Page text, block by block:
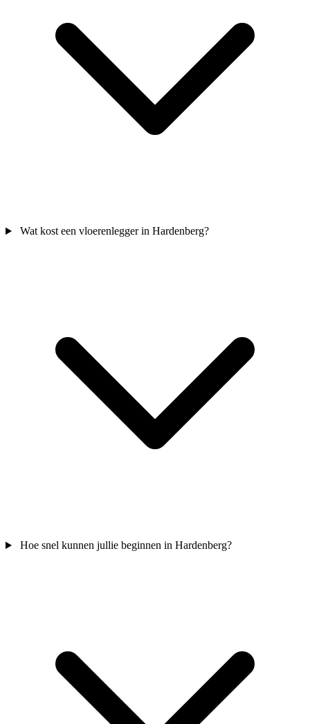
Wat kost een vloerenlegger in Hardenberg?
Hoe snel kunnen jullie beginnen in Hardenberg?